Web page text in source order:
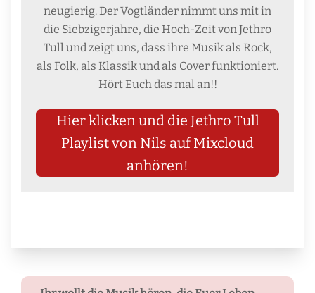
neugierig. Der Vogtländer nimmt uns mit in
die Siebzigerjahre, die Hoch-Zeit von Jethro
Tull und zeigt uns, dass ihre Musik als Rock,
als Folk, als Klassik und als Cover funktioniert.
Hört Euch das mal an!!
Hier klicken und die Jethro Tull
Playlist von Nils auf Mixcloud
anhören!